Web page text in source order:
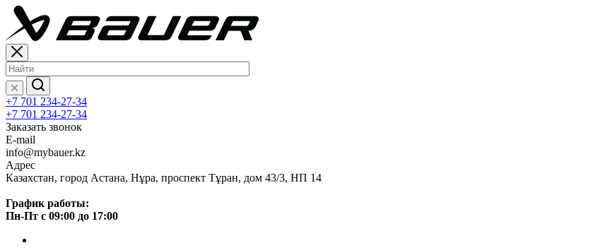
+7 701 234-27-34
+7 701 234-27-34
Заказать звонок
E-mail
info@mybauer.kz
Адрес
Казахстан, город Астана, Нұра, проспект Тұран, дом 43/3, НП 14
График работы:
Пн-Пт с 09:00 до 17:00